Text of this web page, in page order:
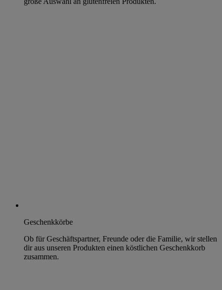
Geschenkkörbe
Ob für Geschäftspartner, Freunde oder die Familie, wir stellen
dir aus unseren Produkten einen köstlichen Geschenkkorb
zusammen.